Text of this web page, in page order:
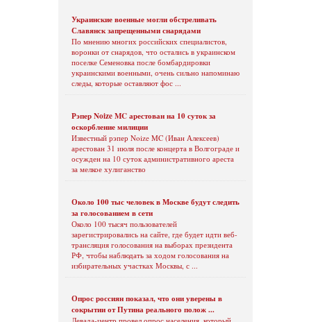
Украинские военные могли обстреливать
Славянск запрещенными снарядами
По мнению многих российских специалистов,
воронки от снарядов, что остались в украинском
поселке Семеновка после бомбардировки
украинскими военными, очень сильно напоминаю
следы, которые оставляют фос ...
Рэпер Noize MC арестован на 10 суток за
оскорбление милиции
Известный рэпер Noize MC (Иван Алексеев)
арестован 31 июля после концерта в Волгограде и
осужден на 10 суток административного ареста
за мелкое хулиганство
Около 100 тыс человек в Москве будут следить
за голосованием в сети
Около 100 тысяч пользователей
зарегистрировались на сайте, где будет идти веб-
трансляция голосования на выборах президента
РФ, чтобы наблюдать за ходом голосования на
избирательных участках Москвы, с ...
Опрос россиян показал, что они уверены в
сокрытии от Путина реального полож ...